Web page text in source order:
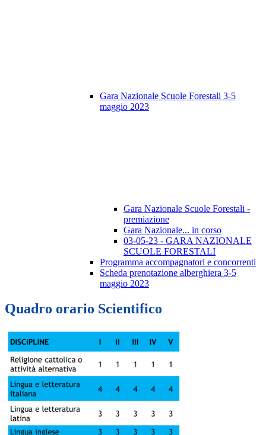
Gara Nazionale Scuole Forestali 3-5
maggio 2023
Gara Nazionale Scuole Forestali -
premiazione
Gara Nazionale... in corso
03-05-23 - GARA NAZIONALE
SCUOLE FORESTALI
Programma accompagnatori e concorrenti
Scheda prenotazione alberghiera 3-5
maggio 2023
Quadro orario Scientifico